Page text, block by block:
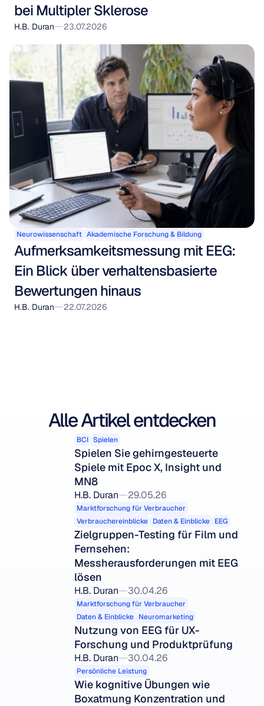
bei Multipler Sklerose
H.B. Duran 23.07.2026
Neurowissenschaft Akademische Forschung & Bildung
Aufmerksamkeitsmessung mit EEG:
Ein Blick über verhaltensbasierte
Bewertungen hinaus
H.B. Duran 22.07.2026
Alle Artikel entdecken
BCI Spielen
Spielen Sie gehirngesteuerte
Spiele mit Epoc X, Insight und
MN8
H.B. Duran 29.05.26
Marktforschung für Verbraucher
Verbrauchereinblicke Daten & Einblicke EEG
Zielgruppen-Testing für Film und
Fernsehen:
Messherausforderungen mit EEG
lösen
H.B. Duran 30.04.26
Marktforschung für Verbraucher
Daten & Einblicke Neuromarketing
Nutzung von EEG für UX-
Forschung und Produktprüfung
H.B. Duran 30.04.26
Persönliche Leistung
Wie kognitive Übungen wie
Boxatmung Konzentration und